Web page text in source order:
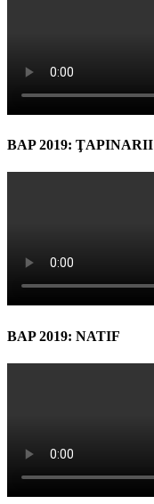
BAP 2019: ŢAPINARII
BAP 2019: NATIF